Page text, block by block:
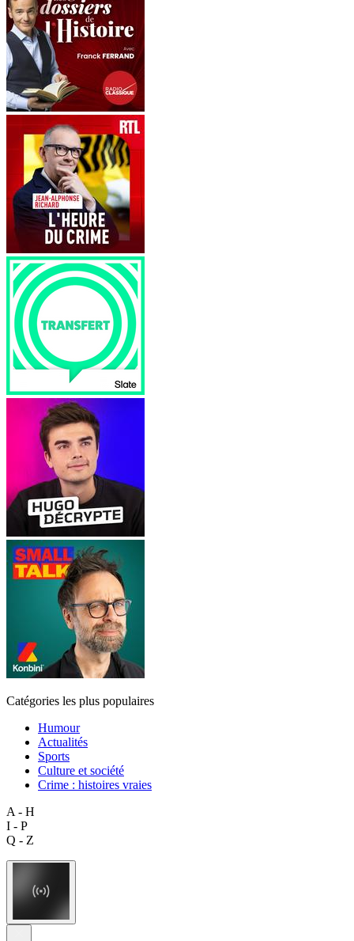
Catégories les plus populaires
Humour
Actualités
Sports
Culture et société
Crime : histoires vraies
A - H
I - P
Q - Z